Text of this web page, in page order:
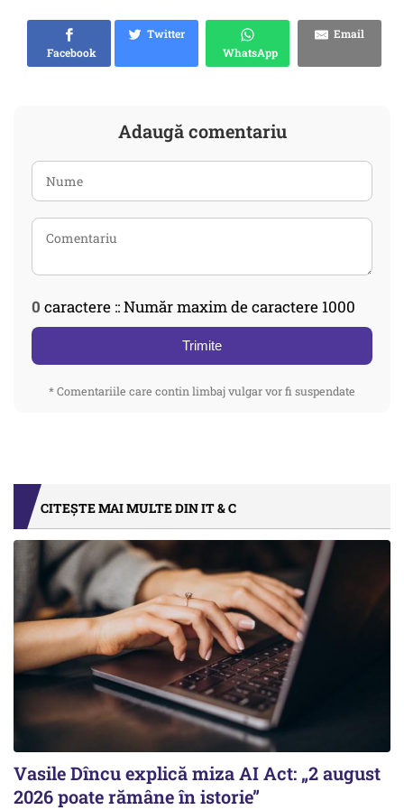
Facebook
Twitter
WhatsApp
Email
Adaugă comentariu
0 caractere :: Număr maxim de caractere 1000
Trimite
* Comentariile care contin limbaj vulgar vor fi suspendate
CITEȘTE MAI MULTE DIN IT & C
Vasile Dîncu explică miza AI Act: „2 august
2026 poate rămâne în istorie”